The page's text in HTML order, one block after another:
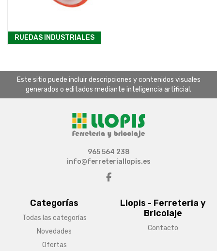
RUEDAS INDUSTRIALES
Este sitio puede incluir descripciones y contenidos visuales
generados o editados mediante inteligencia artificial.
Categorías
Todas las categorías
Novedades
Ofertas
Llopis - Ferreteria y
Bricolaje
Contacto
965 564 238
info@ferreteriallopis.es